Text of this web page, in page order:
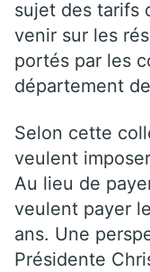
sujet des tarifs
venir sur les
portés par les
département de
Selon cette
veulent
Au lieu de
veulent payer
ans. Une
Présidente